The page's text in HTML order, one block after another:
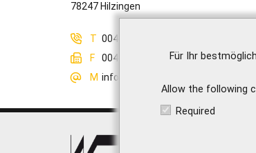
Für Ihr
Allow the following
Required
78247 Hilzingen
T 0049-7731-8688-0
F
0049-7731-8688-30
M info@warmbier.com